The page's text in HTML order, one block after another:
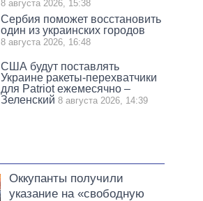
8 августа 2026, 15:38
Сербия поможет восстановить
один из украинских городов
8 августа 2026, 16:48
США будут поставлять
Украине ракеты-перехватчики
для Patriot ежемесячно –
Зеленский 8 августа 2026, 14:39
Оккупанты получили
указание на «свободную